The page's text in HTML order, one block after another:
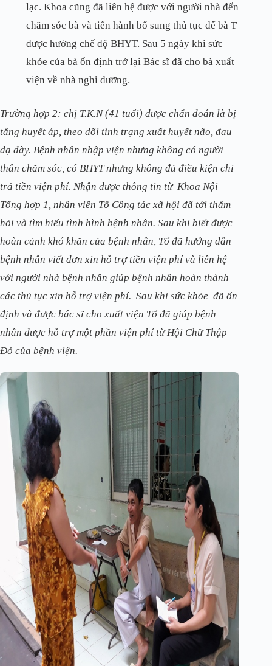
lạc. Khoa cũng đã liên hệ được với người nhà đến
chăm sóc bà và tiến hành bổ sung thủ tục để bà T
được hưởng chế độ BHYT. Sau 5 ngày khi sức
khỏe của bà ổn định trở lại Bác sĩ đã cho bà xuất
viện về nhà nghỉ dưỡng.
Trường hợp 2: chị T.K.N (41 tuổi) được chẩn đoán là bị
tăng huyết áp, theo dõi tình trạng xuất huyết não, đau
dạ dày. Bệnh nhân nhập viện nhưng không có người
thân chăm sóc, có BHYT nhưng không đủ điều kiện chi
trả tiền viện phí. Nhận được thông tin từ Khoa Nội
Tổng hợp 1, nhân viên Tổ Công tác xã hội đã tới thăm
hỏi và tìm hiểu tình hình bệnh nhân. Sau khi biết được
hoàn cảnh khó khăn của bệnh nhân, Tổ đã hướng dẫn
bệnh nhân viết đơn xin hỗ trợ tiền viện phí và liên hệ
với người nhà bệnh nhân giúp bệnh nhân hoàn thành
các thủ tục xin hỗ trợ viện phí. Sau khi sức khỏe đã ổn
định và được bác sĩ cho xuất viện Tổ đã giúp bệnh
nhân được hỗ trợ một phần viện phí từ Hội Chữ Thập
Đỏ của bệnh viện.